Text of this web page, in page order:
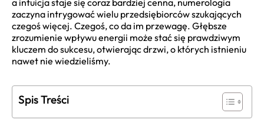
a intuicja staje się coraz bardziej cenna, numerologia
zaczyna intrygować wielu przedsiębiorców szukających
czegoś więcej. Czegoś, co da im przewagę. Głębsze
zrozumienie wpływu energii może stać się prawdziwym
kluczem do sukcesu, otwierając drzwi, o których istnieniu
nawet nie wiedzieliśmy.
Spis Treści